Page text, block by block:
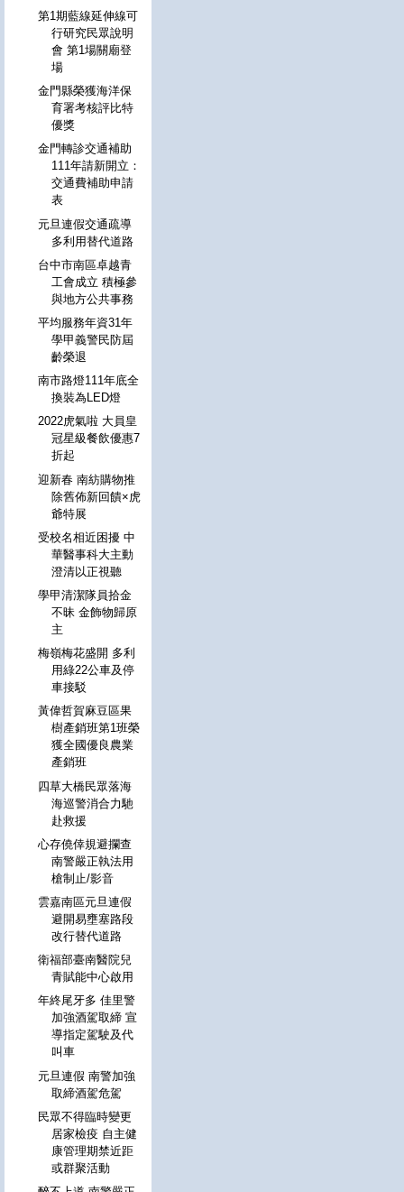
第1期藍線延伸線可
行研究民眾說明
會 第1場關廟登
場
金門縣榮獲海洋保
育署考核評比特
優獎
金門轉診交通補助
111年請新開立：
交通費補助申請
表
元旦連假交通疏導
多利用替代道路
台中市南區卓越青
工會成立 積極參
與地方公共事務
平均服務年資31年
學甲義警民防屆
齡榮退
南市路燈111年底全
換裝為LED燈
2022虎氣啦 大員皇
冠星級餐飲優惠7
折起
迎新春 南紡購物推
除舊佈新回饋×虎
爺特展
受校名相近困擾 中
華醫事科大主動
澄清以正視聽
學甲清潔隊員拾金
不昧 金飾物歸原
主
梅嶺梅花盛開 多利
用綠22公車及停
車接駁
黃偉哲賀麻豆區果
樹產銷班第1班榮
獲全國優良農業
產銷班
四草大橋民眾落海
海巡警消合力馳
赴救援
心存僥倖規避攔查
南警嚴正執法用
槍制止/影音
雲嘉南區元旦連假
避開易壅塞路段
改行替代道路
衛福部臺南醫院兒
青賦能中心啟用
年終尾牙多 佳里警
加強酒駕取締 宣
導指定駕駛及代
叫車
元旦連假 南警加強
取締酒駕危駕
民眾不得臨時變更
居家檢疫 自主健
康管理期禁近距
或群聚活動